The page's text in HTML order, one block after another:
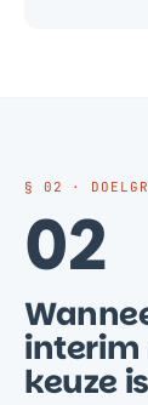
§ 02 ·
02
interim
keuze